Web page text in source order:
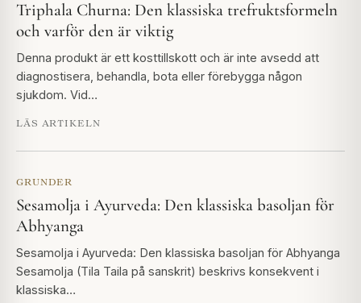
Triphala Churna: Den klassiska trefruktsformeln
och varför den är viktig
Denna produkt är ett kosttillskott och är inte avsedd att
diagnostisera, behandla, bota eller förebygga någon
sjukdom. Vid…
LÄS ARTIKELN
GRUNDER
Sesamolja i Ayurveda: Den klassiska basoljan för
Abhyanga
Sesamolja i Ayurveda: Den klassiska basoljan för Abhyanga
Sesamolja (Tila Taila på sanskrit) beskrivs konsekvent i
klassiska…